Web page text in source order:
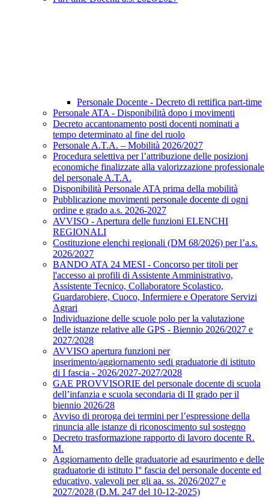
Personale Docente - Decreto di rettifica part-time
Personale ATA - Disponibilità dopo i movimenti
Decreto accantonamento posti docenti nominati a
tempo determinato al fine del ruolo
Personale A.T.A. – Mobilità 2026/2027
Procedura selettiva per l’attribuzione delle posizioni
economiche finalizzate alla valorizzazione professionale
del personale A.T.A.
Disponibilità Personale ATA prima della mobilità
Pubblicazione movimenti personale docente di ogni
ordine e grado a.s. 2026-2027
AVVISO - Apertura delle funzioni ELENCHI
REGIONALI
Costituzione elenchi regionali (DM 68/2026) per l’a.s.
2026/2027
BANDO ATA 24 MESI - Concorso per titoli per
l'accesso ai profili di Assistente Amministrativo,
Assistente Tecnico, Collaboratore Scolastico,
Guardarobiere, Cuoco, Infermiere e Operatore Servizi
Agrari
Individuazione delle scuole polo per la valutazione
delle istanze relative alle GPS - Biennio 2026/2027 e
2027/2028
AVVISO apertura funzioni per
inserimento/aggiornamento sedi graduatorie di istituto
di I fascia - 2026/2027-2027/2028
GAE PROVVISORIE del personale docente di scuola
dell’infanzia e scuola secondaria di II grado per il
biennio 2026/28
Avviso di proroga dei termini per l’espressione della
rinuncia alle istanze di riconoscimento sul sostegno
Decreto trasformazione rapporto di lavoro docente R.
M.
Aggiornamento delle graduatorie ad esaurimento e delle
graduatorie di istituto I° fascia del personale docente ed
educativo, valevoli per gli aa. ss. 2026/2027 e
2027/2028 (D.M. 247 del 10-12-2025)